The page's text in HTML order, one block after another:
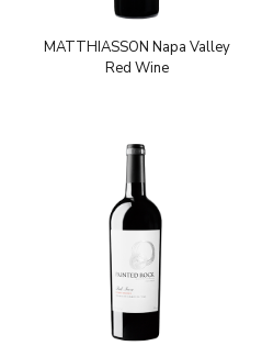
MATTHIASSON Napa Valley
Red Wine